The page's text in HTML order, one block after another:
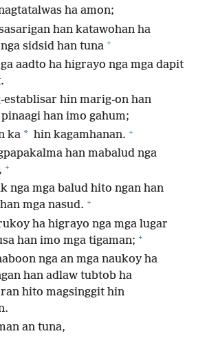
ha amon;
han katawohan ha
sidsid han tuna +
aadto ha higrayo nga mga dapit
establisar hin marig-on han
han imo gahum;
ka * hin kagamhanan. +
han mabalud nga
+
nga mga balud hito ngan han
mga nasud. +
ha higrayo nga mga lugar
han imo mga tigaman; +
nga an mga naukoy ha
han adlaw tubtob ha
hito magsinggit hin
an tuna,